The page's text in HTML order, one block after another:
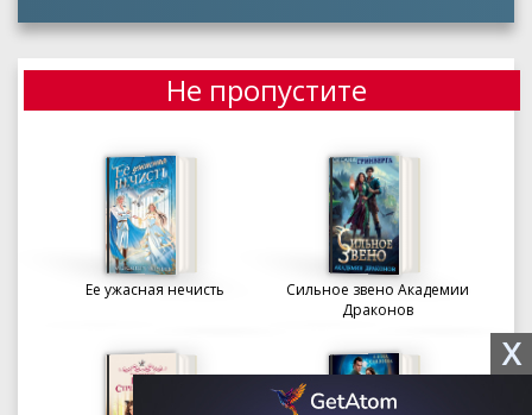
Не пропустите
Ее ужасная нечисть
Сильное звено Академии
Драконов
X